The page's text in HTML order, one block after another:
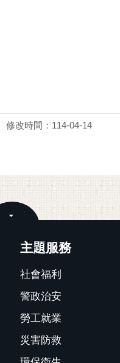
修改時間：114-04-14
主題服務
社會福利
警政治安
勞工就業
災害防救